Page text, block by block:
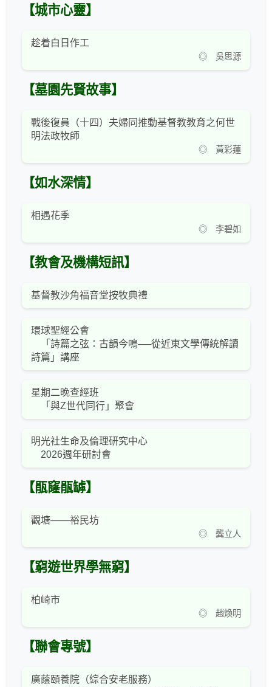
【城市心靈】
趁着白日作工
◎ 吳思源
【墓園先賢故事】
戰後復員（十四）夫婦同推動基督教教育之何世
明法政牧師
◎ 黃彩蓮
【如水深情】
相遇花季
◎ 李碧如
【教會及機構短訊】
基督教沙角福音堂按牧典禮
環球聖經公會
「詩篇之弦：古韻今鳴──從近東文學傳統解讀
詩篇」講座
星期二晚查經班
「與Z世代同行」聚會
明光社生命及倫理研究中心
2026週年研討會
【瓹窿瓹罅】
觀塘——裕民坊
◎ 龔立人
【窮遊世界學無窮】
柏崎市
◎ 趙煥明
【聯會專號】
廣蔭頤養院（綜合安老服務）